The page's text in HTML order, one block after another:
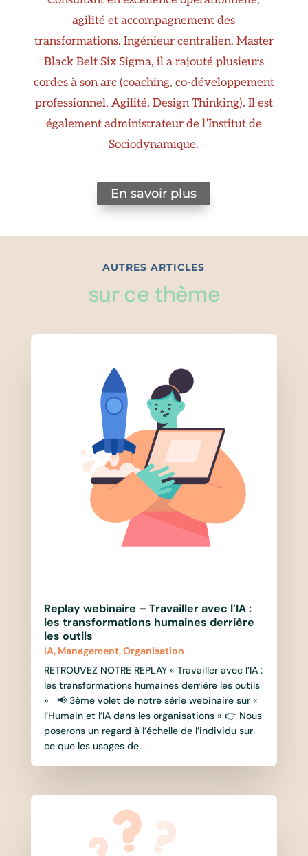
agilité et accompagnement des
transformations. Ingénieur centralien, Master
Black Belt Six Sigma, il a rajouté plusieurs
cordes à son arc (coaching, co-développement
professionnel, Agilité, Design Thinking). Il est
également administrateur de l’Institut de
Sociodynamique.
En savoir plus
AUTRES ARTICLES
sur ce thème
Replay webinaire – Travailler avec l’IA :
les transformations humaines derrière
les outils
IA, Management,Organisation
RETROUVEZ NOTRE REPLAY « Travailler avec l’IA :
les transformations humaines derrière les outils
» 📢 3ème volet de notre série webinaire sur «
l’Humain et l’IA dans les organisations » 👉 Nous
poserons un regard à l’échelle de l’individu sur
ce que les usages de...